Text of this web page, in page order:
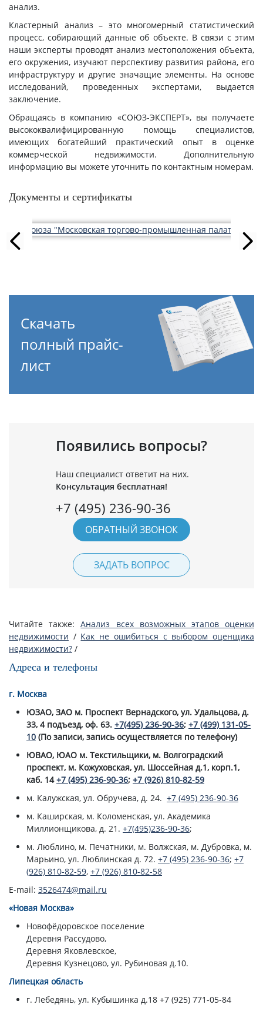
анализ.
Кластерный анализ – это многомерный статистический
процесс, собирающий данные об объекте. В связи с этим
наши эксперты проводят анализ местоположения объекта,
его окружения, изучают перспективу развития района, его
инфраструктуру и другие значащие элементы. На основе
исследований, проведенных экспертами, выдается
заключение.
Обращаясь в компанию «СОЮЗ-ЭКСПЕРТ», вы получаете
высококвалифицированную помощь специалистов,
имеющих богатейший практический опыт в оценке
коммерческой недвижимости. Дополнительную
информацию вы можете уточнить по контактным номерам.
Документы и сертификаты
Скачать
полный прайс-
лист
Появились вопросы?
Наш специалист ответит на них.
Консультация бесплатная!
+7 (495) 236-90-36
ОБРАТНЫЙ ЗВОНОК
ЗАДАТЬ ВОПРОС
Читайте также:Анализ всех возможных этапов оценки
недвижимости / Как не ошибиться с выбором оценщика
недвижимости? /
Адреса и телефоны
г. Москва
ЮЗАО, ЗАО м. Проспект Вернадского, ул. Удальцова, д.
33, 4 подъезд, оф. 63. +7(495) 236-90-36; +7 (499) 131-05-
10 (По записи, запись осуществляется по телефону)
ЮВАО, ЮАО м. Текстильщики, м. Волгоградский
проспект, м. Кожуховская, ул. Шоссейная д.1, корп.1,
каб. 14+7 (495) 236-90-36; +7 (926) 810-82-59
м. Калужская, ул. Обручева, д. 24. +7 (495) 236-90-36
м. Каширская, м. Коломенская, ул. Академика
Миллионщикова, д. 21. +7(495)236-90-36;
м. Люблино, м. Печатники, м. Волжская, м. Дубровка, м.
Марьино, ул. Люблинская д. 72. +7 (495) 236-90-36; +7
(926) 810-82-59, +7 (926) 810-82-58
E-mail: 3526474@mail.ru
«Новая Москва»
Новофёдоровское поселение
Деревня Рассудово,
Деревня Яковлевское,
Деревня Кузнецово, ул. Рубиновая д.10.
Липецкая область
г. Лебедянь, ул. Кубышинка д.18 +7 (925) 771-05-84